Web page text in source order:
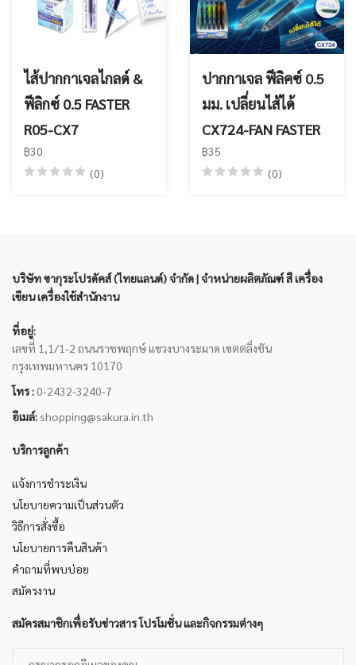
ไส้ปากกาเจลไกลด์ &
ฟีลิกซ์ 0.5 FASTER
R05-CX7
฿30
(0)
ปากกาเจล ฟีลิคซ์ 0.5
มม. เปลี่ยนไส้ได้
CX724-FAN FASTER
฿35
(0)
บริษัท ซากุระโปรดัคส์ (ไทยแลนด์) จำกัด | จำหน่ายผลิตภัณฑ์ สี เครื่อง
เขียน เครื่องใช้สำนักงาน
ที่อยู่:
เลขที่ 1,1/1-2 ถนนราชพฤกษ์ แขวงบางระมาด เขตตลิ่งชัน
กรุงเทพมหานคร 10170
โทร : 0-2432-3240-7
อีเมล์: shopping@sakura.in.th
บริการลูกค้า
แจ้งการชำระเงิน
นโยบายความเป็นส่วนตัว
วิธีการสั่งซื้อ
นโยบายการคืนสินค้า
คำถามที่พบบ่อย
สมัครงาน
สมัครสมาชิกเพื่อรับข่าวสาร โปรโมชั่น และกิจกรรมต่างๆ